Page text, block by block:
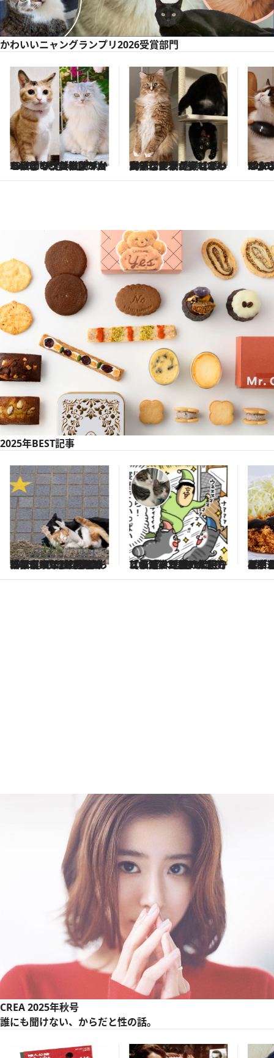
かわいいニャングランプリ2026受賞部門
2026.2.22
ボール!? 満月!? まん丸すぎてかわいいニャン「なかなか撮れない貴重な姿！ 奇跡の瞬間部門発表！」【かわいいニャングランプリ2026】 2026.2.22
「かまって」「なでて」…人間は猫のしもべ！ 《甘えん坊》No.1猫ちゃんの全身かまってオーラに抗える人いる？【かわいいニャングランプリ2026】 猫漫才に鼻風船…「思わず笑っちゃう！ おもしろ猫」部門を制したNo.1は、一見ホラ
2025年BEST記事
2026.1.8
【まめきちまめこ】「最近マンガの描き方に悩んでて…」大人気ブロガーが初めて明かす、愛猫2匹を“人間らしく”描く理由とは？【ベスト記事2025】 2026.1.7
ベテラン医師が「いうまでもなく太ります」と断言…つい選びがちな「避けたいランチ」4選《医学的に正しいダイエット》【ベスト記事2025】 「痩せにくい40代で15キロ減」に成功した医学博士のシンプルなダイエット法＆39種類のダイエ
CREA 2025年秋号
誰にも聞けない、からだと性の話。